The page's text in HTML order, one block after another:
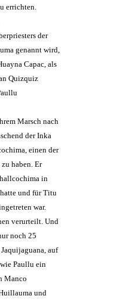
errichten.
der
genannt wird,
Capac, als
Quizquiz
Marsch nach
der Inka
einen der
haben. Er
in
und für Titu
war.
verurteilt. Und
noch 25
auf
Paullu ein
Manco
und